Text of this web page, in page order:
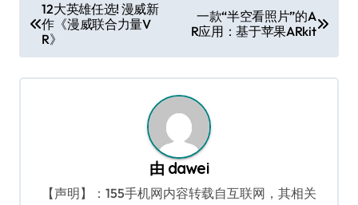
章
导
航
12大英雄任选! 漫威新
作《漫威联合力量V
R》
一款“半空看照片”的A
R应用：基于苹果ARkit
由 dawei
【声明】：155手机网内容转载自互联网，其相关